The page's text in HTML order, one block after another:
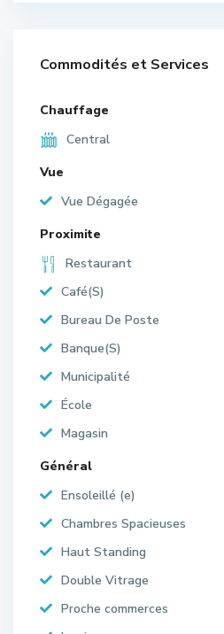
Commodités et Services
Chauffage
Central
Vue
Vue Dégagée
Proximite
Restaurant
Café(S)
Bureau De Poste
Banque(S)
Municipalité
École
Magasin
Général
Ensoleillé (e)
Chambres Spacieuses
Haut Standing
Double Vitrage
Proche commerces